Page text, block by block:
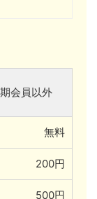
会員以外
無料
200円
500円